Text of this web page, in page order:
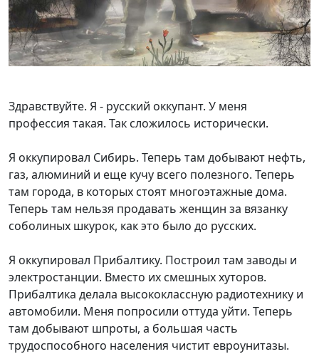
Здравствуйте. Я - русский оккупант. У меня
профессия такая. Так сложилось исторически.
Я оккупировал Сибирь. Теперь там добывают нефть,
газ, алюминий и еще кучу всего полезного. Теперь
там города, в которых стоят многоэтажные дома.
Теперь там нельзя продавать женщин за вязанку
соболиных шкурок, как это было до русских.
Я оккупировал Прибалтику. Построил там заводы и
электростанции. Вместо их смешных хуторов.
Прибалтика делала высококлассную радиотехнику и
автомобили. Меня попросили оттуда уйти. Теперь
там добывают шпроты, а большая часть
трудоспособного населения чистит евроунитазы.